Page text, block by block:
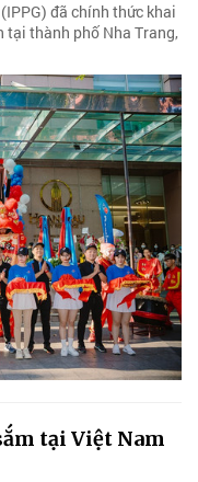
đã chính thức khai
tại thành phố Nha Trang,
tại Việt Nam